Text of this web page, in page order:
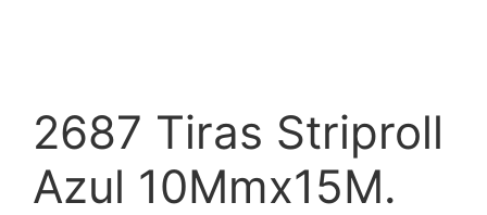
2687 Tiras Striproll
Azul 10Mmx15M.